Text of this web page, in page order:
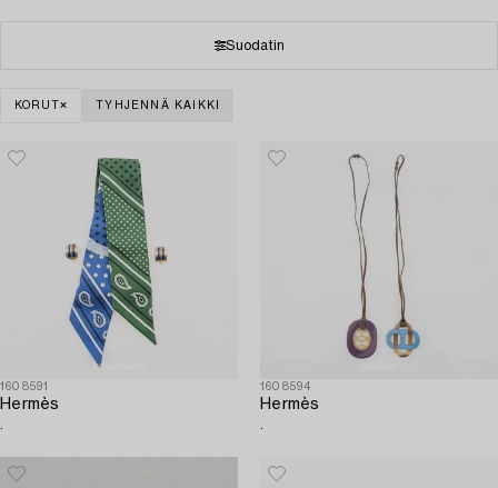
Suodatin
KORUT TYHJENNÄ KAIKKI
1608591
Hermès
1608594
Hermès